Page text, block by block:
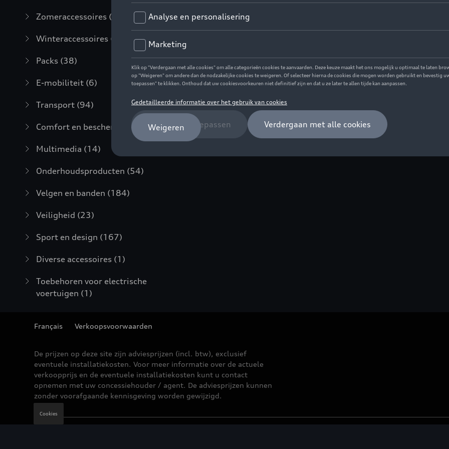
Zomeraccessoires (7)
Winteraccessoires (20)
Packs (38)
E-mobiliteit (6)
Transport (94)
Comfort en bescherming (373)
Multimedia (14)
Onderhoudsproducten (54)
Velgen en banden (184)
Veiligheid (23)
Sport en design (167)
Diverse accessoires (1)
Toebehoren voor electrische
voertuigen (1)
Français Verkoopsvoorwaarden
De prijzen op deze site zijn adviesprijzen (incl. btw), exclusief
eventuele installatiekosten. Voor meer informatie over de actuele
verkoopprijs en de eventuele installatiekosten kunt u contact
opnemen met uw concessiehouder / agent. De adviesprijzen kunnen
zonder voorafgaande kennisgeving worden gewijzigd.
Cookies